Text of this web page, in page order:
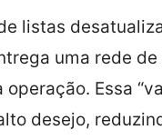
listas
uma rede
Essa
desejo,